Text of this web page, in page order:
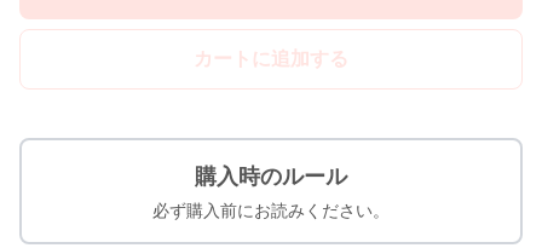
カートに追加する
購入時のルール
必ず購入前にお読みください。